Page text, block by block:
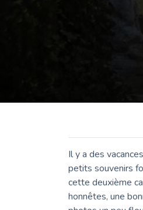
Il y a des
petits souvenirs
cette deuxième
honnêtes, une